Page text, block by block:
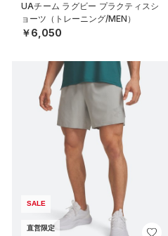
UAチーム ラグビー プラクティスシ
ョーツ（トレーニング/MEN）
￥6,050
SALE
直営限定